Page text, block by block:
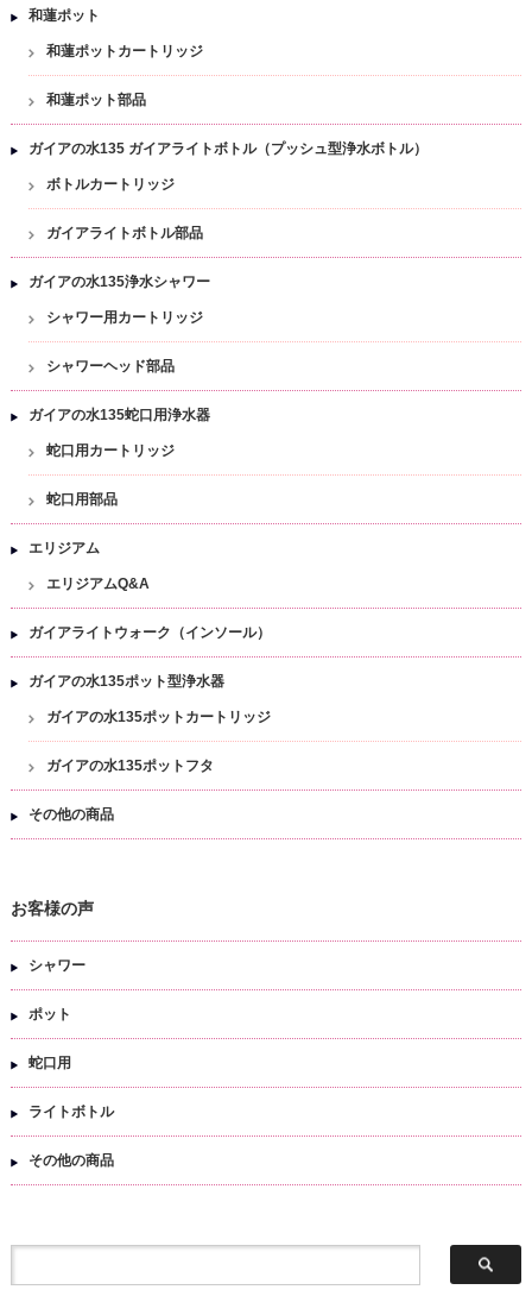
和蓮ポット
和蓮ポットカートリッジ
和蓮ポット部品
ガイアの水135 ガイアライトボトル（プッシュ型浄水ボトル）
ボトルカートリッジ
ガイアライトボトル部品
ガイアの水135浄水シャワー
シャワー用カートリッジ
シャワーヘッド部品
ガイアの水135蛇口用浄水器
蛇口用カートリッジ
蛇口用部品
エリジアム
エリジアムQ&A
ガイアライトウォーク（インソール）
ガイアの水135ポット型浄水器
ガイアの水135ポットカートリッジ
ガイアの水135ポットフタ
その他の商品
お客様の声
シャワー
ポット
蛇口用
ライトボトル
その他の商品